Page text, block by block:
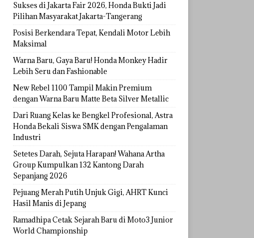
Sukses di Jakarta Fair 2026, Honda Bukti Jadi
Pilihan Masyarakat Jakarta-Tangerang
Posisi Berkendara Tepat, Kendali Motor Lebih
Maksimal
Warna Baru, Gaya Baru! Honda Monkey Hadir
Lebih Seru dan Fashionable
New Rebel 1100 Tampil Makin Premium
dengan Warna Baru Matte Beta Silver Metallic
Dari Ruang Kelas ke Bengkel Profesional, Astra
Honda Bekali Siswa SMK dengan Pengalaman
Industri
Setetes Darah, Sejuta Harapan! Wahana Artha
Group Kumpulkan 132 Kantong Darah
Sepanjang 2026
Pejuang Merah Putih Unjuk Gigi, AHRT Kunci
Hasil Manis di Jepang
Ramadhipa Cetak Sejarah Baru di Moto3 Junior
World Championship